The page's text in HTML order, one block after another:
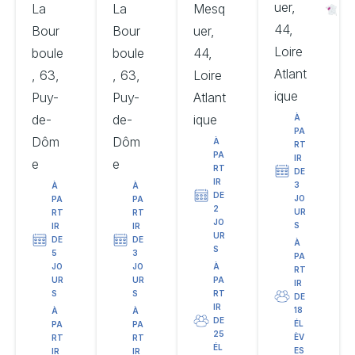
La
Bour
boule
, 63,
Puy-
de-
Dôm
e
À
PA
RT
IR
DE
5
JO
UR
S
À
PA
RT
IR
La
Bour
boule
, 63,
Puy-
de-
Dôm
e
À
PA
RT
IR
DE
3
JO
UR
S
À
PA
RT
IR
Mesq
uer,
44,
Loire
Atlant
ique
À
PA
RT
IR
DE
2
JO
UR
S
À
PA
RT
IR
DE
25
ÉL
uer,
44,
Loire
Atlant
ique
À
PA
RT
IR
DE
3
JO
UR
S
À
PA
RT
IR
DE
18
ÉL
ÈV
ES